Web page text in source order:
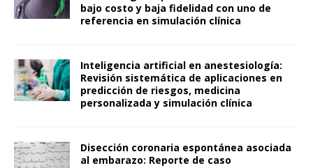
bajo costo y baja fidelidad con uno de
referencia en simulación clínica
Inteligencia artificial en anestesiología:
Revisión sistemática de aplicaciones en
predicción de riesgos, medicina
personalizada y simulación clínica
Disección coronaria espontánea asociada
al embarazo: Reporte de caso